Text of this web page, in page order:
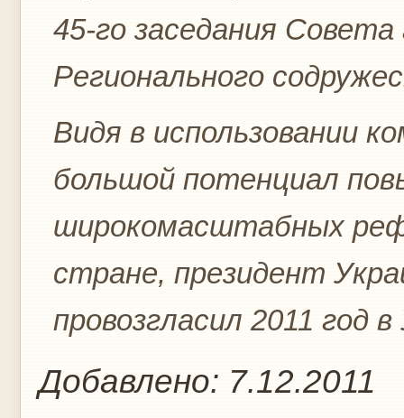
45-го заседания
Регионального
Видя в использовании
большой потенциал
широкомасштабных
стране, президент
провозгласил 2011 год
Добавлено: 7.12.2011